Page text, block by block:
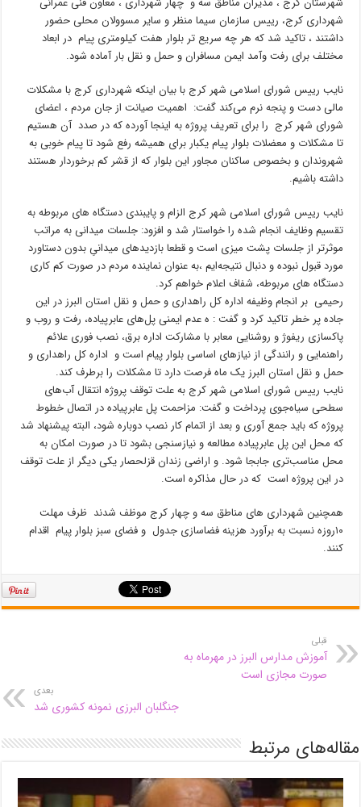
شهرداری کرج، رییس سازمان سیما منظر و سایر مسوولان محلی حضور
داشتند ، تاکید شد که هر چه سریع تر بلوار هفت کیلومتری پیام در ابعاد
مختلف برای رفت وآمد ایمن مسافران و حمل و نقل بار آماده شود.
نایب رییس شورای اسلامی شهر کرج با بیان اینکه شهرداری کرج با مشکلات
مالی دست‌ و پنجه نرم می‌کند گفت: اهمیت صیانت از جان مردم ، اعضای
شورای شهر کرج را برای تعریف پروژه به اینجا آورده که در صدد آن هستیم
تا مشکلات و معضلات بلوار پیام یکبار برای همیشه رفع شود تا پیام خوبی به
شهروندان و بخصوص ساکنان مجاور این بلوار که از قشر کم برخوردار هستند
داشته باشیم.
نایب رییس شورای اسلامی شهر کرج الزام و پایبندی دستگاه های مربوطه به
تقسیم وظایف انجام شده را خواستار شد و افزود: جلسات میدانی به مراتب
موثرتر از جلسات پشت میزی است و قطعا بازدیدهای میدانیِ بدون دستاورد
مورد قبول نبوده و دنبال نتیجه‌ایم ،به عنوان نماینده مردم در صورت کم کاری
دستگاه های مربوطه، شفاف اعلام خواهم کرد.
رحیمی بر انجام وظیفه اداره کل راهداری و حمل و نقل استان البرز در این
جاده پر خطر تاکید کرد و گفت : ه عدم ایمنی پل‌های عابرپیاده، رفت و روب و
پاکسازی ریفوژ و روشنایی معابر با مشارکت اداره برق، نصب فوری علائم
راهنمایی و رانندگی از نیازهای اساسی بلوار پیام است و اداره کل راهداری و
حمل و نقل استان البرز یک ماه فرصت دارد تا مشکلات را برطرف کند.
نایب رییس شورای اسلامی شهر کرج به علت توقف پروژه انتقال آب‌های
سطحی سیاه‌جوی پرداخت و گفت: مزاحمت پل عابرپیاده در اتصال خطوط
پروژه که باید جمع آوری و بعد از اتمام کار نصب دوباره شود، البته پیشنهاد شد
که محل این پل عابرپیاده مطالعه و نیازسنجی بشود تا در صورت امکان به
محل مناسب‌تری جابجا شود. و اراضی زندان قزلحصار یکی دیگر از علت توقف
در این پروژه است که در حال مذاکره است.
همچنین شهرداری های مناطق سه و چهار کرج موظف شدند ظرف مهلت
۱۰روزه نسبت به برآورد هزینه فضاسازی جدول و فضای سبز بلوار پیام اقدام
کنند.
قبلی
آموزش مدارس البرز در مهرماه به
صورت مجازی است
بعدی
جنگلبان البرزی نمونه کشوری شد
مقاله‌های مرتبط